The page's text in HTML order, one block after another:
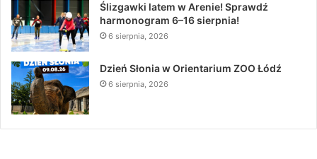
Ślizgawki latem w Arenie! Sprawdź
harmonogram 6–16 sierpnia!
6 sierpnia, 2026
Dzień Słonia w Orientarium ZOO Łódź
6 sierpnia, 2026